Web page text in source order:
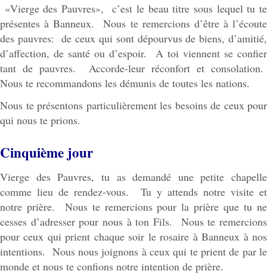
«Vierge des Pauvres», c’est le beau titre sous lequel tu te
présentes à Banneux. Nous te remercions d’être à l’écoute
des pauvres: de ceux qui sont dépourvus de biens, d’amitié,
d’affection, de santé ou d’espoir. A toi viennent se confier
tant de pauvres. Accorde-leur réconfort et consolation.
Nous te recommandons les démunis de toutes les nations.
Nous te présentons particulièrement les besoins de ceux pour
qui nous te prions.
Cinquième jour
Vierge des Pauvres, tu as demandé une petite chapelle
comme lieu de rendez-vous. Tu y attends notre visite et
notre prière. Nous te remercions pour la prière que tu ne
cesses d’adresser pour nous à ton Fils. Nous te remercions
pour ceux qui prient chaque soir le rosaire à Banneux à nos
intentions. Nous nous joignons à ceux qui te prient de par le
monde et nous te confions notre intention de prière.